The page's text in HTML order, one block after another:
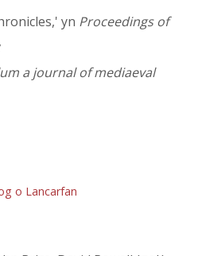
yn Proceedings of
a journal of mediaeval
o Lancarfan